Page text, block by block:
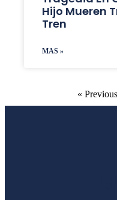
Hijo Mueren
Tren
MAS »
« Previous